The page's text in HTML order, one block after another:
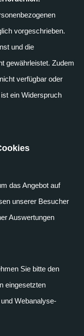
vorgeschrieben.
und die
gewährleistet. Zudem
verfügbar oder
ein Widerspruch
das Angebot auf
unserer Besucher
Auswertungen
Sie bitte den
eingesetzten
Webanalyse-